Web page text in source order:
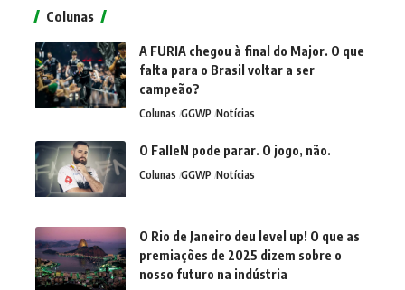
Colunas
A FURIA chegou à final do Major. O que
falta para o Brasil voltar a ser
campeão?
Colunas GGWP Notícias
O FalleN pode parar. O jogo, não.
Colunas GGWP Notícias
O Rio de Janeiro deu level up! O que as
premiações de 2025 dizem sobre o
nosso futuro na indústria